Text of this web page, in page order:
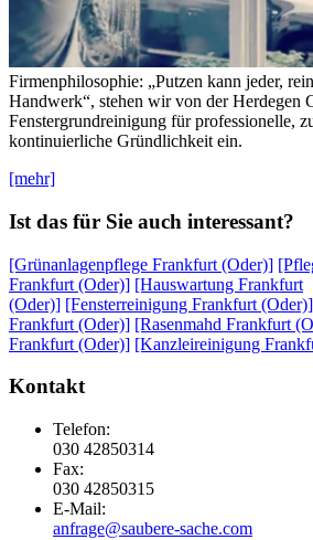
Firmenphilosophie: „Putzen kann jeder,
Handwerk“, stehen wir von der Herdegen
Fenstergrundreinigung für professionelle,
kontinuierliche Gründlichkeit ein.
[mehr]
Ist das für Sie auch interessant?
[Grünanlagenpflege Frankfurt (Oder)]
Frankfurt (Oder)] [Hauswartung Frankfurt
(Oder)] [Fensterreinigung Frankfurt (Oder)]
Frankfurt (Oder)] [Rasenmahd Frankfurt
Frankfurt (Oder)] [Kanzleireinigung
Kontakt
Telefon:
030 42850314
Fax:
030 42850315
E-Mail:
anfrage@saubere-sache.com